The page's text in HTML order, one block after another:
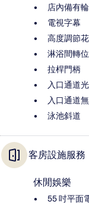
店內備有
電視字幕
高度調節
淋浴間轉
拉桿門柄
入口通道
入口通道
泳池斜道
客房設施服務
休閒娛樂
55 吋平面